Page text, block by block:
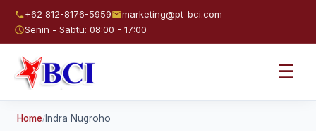
+62 812-8176-5959
marketing@pt-bci.com
Senin - Sabtu: 08:00 - 17:00
☰
Home/ Indra Nugroho